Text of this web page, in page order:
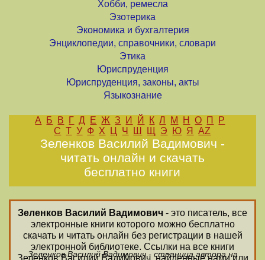
Хобби, ремесла
Эзотерика
Экономика и бухгалтерия
Энциклопедии, справочники, словари
Этика
Юриспруденция
Юриспруденция, законы, акты
Языкознание
А Б В Г Д Е Ж З И Й К Л М Н О П
Р
С Т У Ф Х Ц Ч Ш Щ Э Ю Я AZ
Зеленков Василий Вадимович -
читать онлайн и скачать
бесплатно книги
Зеленков Василий Вадимович - это писатель, все
электронные книги которого можно бесплатно
скачать и читать онлайн без регистрации в нашей
электронной библиотеке. Ссылки на все книги
Зеленков Василий Вадимович, найденные нами или
Зеленков Василий Вадимович - страница автора на